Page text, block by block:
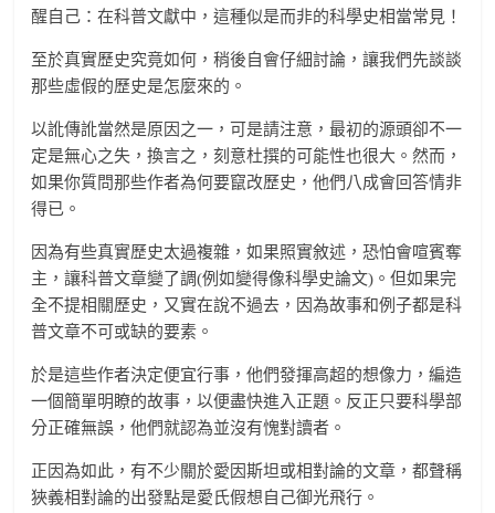
醒自己：在科普文獻中，這種似是而非的科學史相當常見！
至於真實歷史究竟如何，稍後自會仔細討論，讓我們先談談
那些虛假的歷史是怎麼來的。
以訛傳訛當然是原因之一，可是請注意，最初的源頭卻不一
定是無心之失，換言之，刻意杜撰的可能性也很大。然而，
如果你質問那些作者為何要竄改歷史，他們八成會回答情非
得已。
因為有些真實歷史太過複雜，如果照實敘述，恐怕會喧賓奪
主，讓科普文章變了調(例如變得像科學史論文)。但如果完
全不提相關歷史，又實在說不過去，因為故事和例子都是科
普文章不可或缺的要素。
於是這些作者決定便宜行事，他們發揮高超的想像力，編造
一個簡單明瞭的故事，以便盡快進入正題。反正只要科學部
分正確無誤，他們就認為並沒有愧對讀者。
正因為如此，有不少關於愛因斯坦或相對論的文章，都聲稱
狹義相對論的出發點是愛氏假想自己御光飛行。